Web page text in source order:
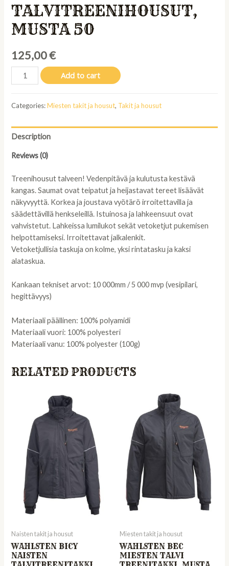
TALVITREENIHOUSUT,
MUSTA 50
125,00€
Wahlsten
Baci
talvitreenihousut,
50
quantity
Add to cart
Categories:Miesten takit ja housut, Takit ja housut
Description
Reviews (0)
Treenihousut talveen! Vedenpitävä ja kulutusta kestävä
kangas. Saumat ovat teipatut ja heijastavat tereet lisäävät
näkyvyyttä. Korkea ja joustava vyötärö irroitettavilla ja
säädettävillä henkseleillä. Istuinosa ja lahkeensuut ovat
vahvistetut. Lahkeissa lumilukot sekät vetoketjut pukemisen
helpottamiseksi. Irroitettavat jalkalenkit.
Vetoketjullisia taskuja on kolme, yksi rintatasku ja kaksi
alataskua.
Kankaan tekniset arvot: 10 000mm / 5 000 mvp (vesipilari,
hegittävyys)
Materiaali päällinen: 100% polyamidi
Materiaali vuori: 100% polyesteri
Materiaali vanu: 100% polyester (100g)
RELATED PRODUCTS
Naisten takit ja housut
WAHLSTEN BICY
NAISTEN
Miesten takit ja housut
WAHLSTEN BEC
MIESTEN TALVI